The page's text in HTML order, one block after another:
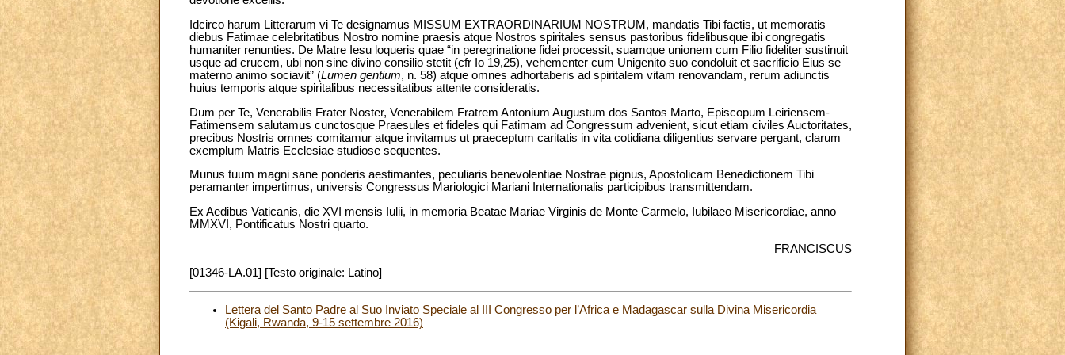
Idcirco harum Litterarum vi Te designamus MISSUM EXTRAORDINARIUM NOSTRUM, mandatis Tibi factis, ut memoratis
diebus Fatimae celebritatibus Nostro nomine praesis atque Nostros spiritales sensus pastoribus fidelibusque ibi congregatis
humaniter renunties. De Matre Iesu loqueris quae “in peregrinatione fidei processit, suamque unionem cum Filio fideliter sustinuit
usque ad crucem, ubi non sine divino consilio stetit (cfr Io 19,25), vehementer cum Unigenito suo condoluit et sacrificio Eius se
materno animo sociavit” (Lumen gentium, n. 58) atque omnes adhortaberis ad spiritalem vitam renovandam, rerum adiunctis
huius temporis atque spiritalibus necessitatibus attente consideratis.
Dum per Te, Venerabilis Frater Noster, Venerabilem Fratrem Antonium Augustum dos Santos Marto, Episcopum Leiriensem-
Fatimensem salutamus cunctosque Praesules et fideles qui Fatimam ad Congressum advenient, sicut etiam civiles Auctoritates,
precibus Nostris omnes comitamur atque invitamus ut praeceptum caritatis in vita cotidiana diligentius servare pergant, clarum
exemplum Matris Ecclesiae studiose sequentes.
Munus tuum magni sane ponderis aestimantes, peculiaris benevolentiae Nostrae pignus, Apostolicam Benedictionem Tibi
peramanter impertimus, universis Congressus Mariologici Mariani Internationalis participibus transmittendam.
Ex Aedibus Vaticanis, die XVI mensis Iulii, in memoria Beatae Mariae Virginis de Monte Carmelo, Iubilaeo Misericordiae, anno
MMXVI, Pontificatus Nostri quarto.
FRANCISCUS
[01346-LA.01] [Testo originale: Latino]
Lettera del Santo Padre al Suo Inviato Speciale al III Congresso per l’Africa e Madagascar sulla Divina Misericordia
(Kigali, Rwanda, 9-15 settembre 2016)